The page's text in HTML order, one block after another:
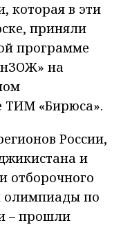
которая в эти
приняли
программе
на
ТИМ «Бирюса».
России,
и
отборочного
олимпиады по
– прошли